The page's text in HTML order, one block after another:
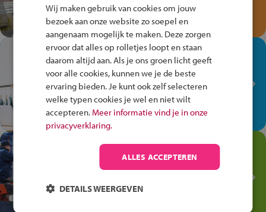
Speel het Fiets Veilig Verkeersspel
en win een Cortina-fiets!
In de winkel ben je op je
plek!
Ontdek via het vmbo jouw talent
op de winkelvloer, waar elke dag
anders is!
Jouw talent in de
Transport en Logistiek
logistiek: daar kun je mee
Wij maken gebruik van cookies om jouw
bezoek aan onze website zo soepel en
aangenaam mogelijk te maken. Deze zorgen
ervoor dat alles op rolletjes loopt en staan
daarom altijd aan. Als je ons groen licht geeft
voor alle cookies, kunnen we je de beste
ervaring bieden. Je kunt ook zelf selecteren
welke typen cookies je wel en niet wilt
accepteren. Meer informatie vind je in onze
privacyverklaring.
ALLES ACCEPTEREN
DETAILS WEERGEVEN